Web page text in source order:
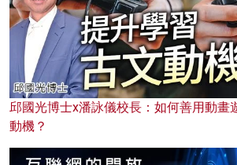
邱國光博士x潘詠儀校長：如何善用動畫
動機？